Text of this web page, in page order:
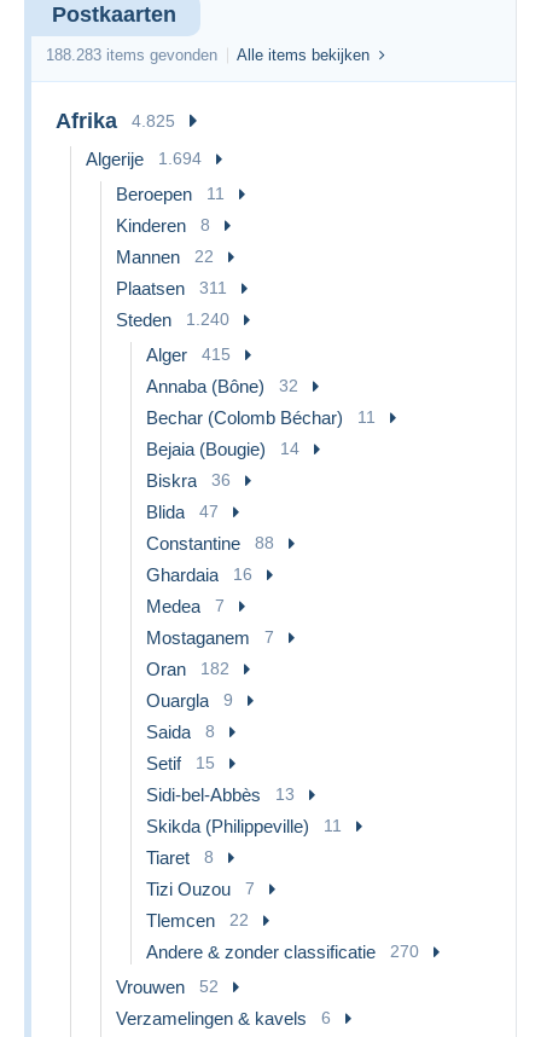
L'équipe des Trésors de Victoria
Postkaarten
188.283 items gevonden Alle items bekijken
Afrika 4.825
Algerije 1.694
Beroepen 11
Kinderen 8
Mannen 22
Plaatsen 311
Steden 1.240
Alger 415
Annaba (Bône) 32
Bechar (Colomb Béchar) 11
Bejaia (Bougie) 14
Biskra 36
Blida 47
Constantine 88
Ghardaia 16
Medea 7
Mostaganem 7
Oran 182
Ouargla 9
Saida 8
Setif 15
Sidi-bel-Abbès 13
Skikda (Philippeville) 11
Tiaret 8
Tizi Ouzou 7
Tlemcen 22
Andere & zonder classificatie 270
Vrouwen 52
Verzamelingen & kavels 6